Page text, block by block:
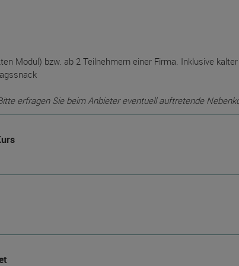
Modul) bzw. ab 2 Teilnehmern einer Firma. Inklusive
erfragen Sie beim Anbieter eventuell auftretende